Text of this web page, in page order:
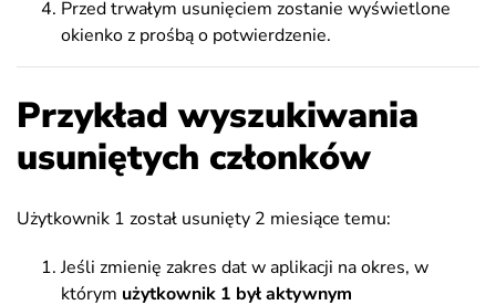
Przed trwałym usunięciem zostanie wyświetlone
okienko z prośbą o potwierdzenie.
Przykład wyszukiwania
usuniętych członków
Użytkownik 1 został usunięty 2 miesiące temu:
Jeśli zmienię zakres dat w aplikacji na okres, w
którym użytkownik 1 był aktywnym